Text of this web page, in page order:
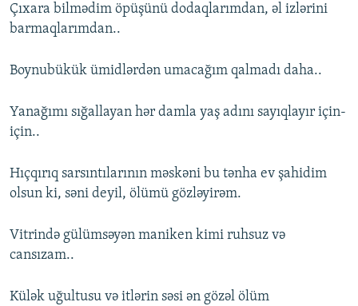
Çıxara bilmədim öpüşünü dodaqlarımdan, əl izlərini
barmaqlarımdan..
Boynubükük ümidlərdən umacağım qalmadı daha..
Yanağımı sığallayan hər damla yaş adını sayıqlayır için-
için..
Hıçqırıq sarsıntılarının məskəni bu tənha ev şahidim
olsun ki, səni deyil, ölümü gözləyirəm.
Vitrində gülümsəyən maniken kimi ruhsuz və
cansızam..
Külək uğultusu və itlərin səsi ən gözəl ölüm